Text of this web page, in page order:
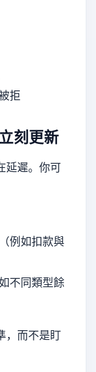
拒
刻更新
延遲。你可
例如扣款與
不同類型餘
，而不是盯